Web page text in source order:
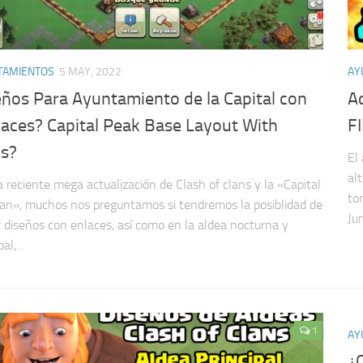
5 MAY, 2022
Para Ayuntamiento de la Capital con
Capital Peak Base Layout With
reciente mega actualización de Clash of clans y la «Capital
muchos nos preguntamos si tendremos la posiblidad de
diseños con enlaces, así como en la aldea nocturna y
El
1